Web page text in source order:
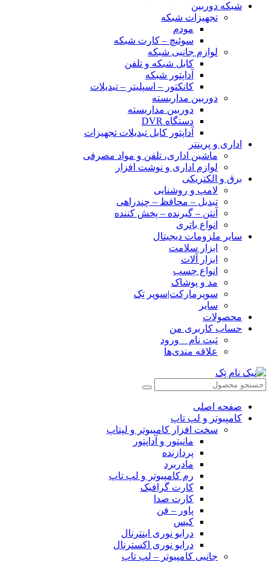
شبکه دوربین
تجهیزات شبکه
مودم
سوئیچ – کارت شبکه
لوازم جانبی شبکه
کابل شبکه و تلفن
آداپتور شبکه
کانکتور – اسپلیتر – تبدیلات
دوربین مداربسته
دوربین مداربسته
دستگاه DVR
آداپتور کابل تبدیلات تجهیزات
اداری و پرینتر
ماشین اداری، تلفن و مواد مصرفی
لوازم اداری و نوشت افزار
برق و الکتریکی
لامپ و روشنایی
تبدیل – محافظ – چندراهی
آنتن – گیرنده – پخش کننده
انواع باتری
سایر ملزومات دیجیتال
ابزار سلامت
ابزار آلات
انواع چسب
مد و پوشاک
سوپرمارکت|سوپر تِک
سایر
محصولات
حساب کاربری من
ثبت نام _ ورود
علاقه مندی‌ها
صفحه اصلی
کامپیوتر و‌‌‌‌‌ لپ تاپ
سخت افزار کامپیوتر و لپتاپ
مانیتور و آداپتور
پردازنده
مادربرد
رم کامپیوتر و لپ تاپ
کارت گرافیک
کارت صدا
پاور – فن
کیس
درایو نوری اینترنال
درایو نوری اکسترنال
جانبی کامپیوتر – لپ تاپ